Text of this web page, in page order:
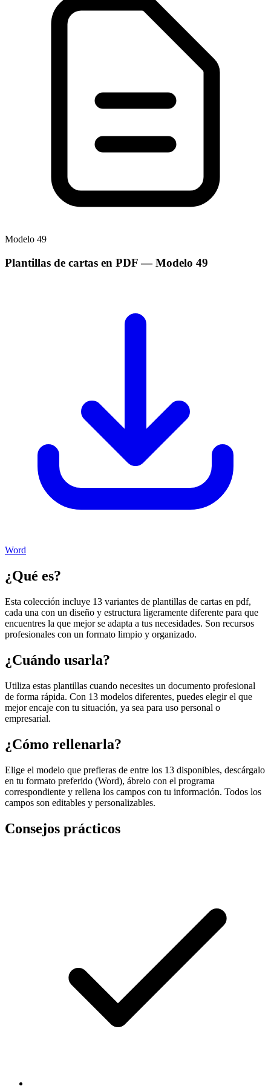
Modelo 49
Plantillas de cartas en PDF— Modelo 49
Word
¿Qué es?
Esta colección incluye 13 variantes de plantillas de cartas en pdf,
cada una con un diseño y estructura ligeramente diferente para que
encuentres la que mejor se adapta a tus necesidades. Son recursos
profesionales con un formato limpio y organizado.
¿Cuándo usarla?
Utiliza estas plantillas cuando necesites un documento profesional
de forma rápida. Con 13 modelos diferentes, puedes elegir el que
mejor encaje con tu situación, ya sea para uso personal o
empresarial.
¿Cómo rellenarla?
Elige el modelo que prefieras de entre los 13 disponibles, descárgalo
en tu formato preferido (Word), ábrelo con el programa
correspondiente y rellena los campos con tu información. Todos los
campos son editables y personalizables.
Consejos prácticos